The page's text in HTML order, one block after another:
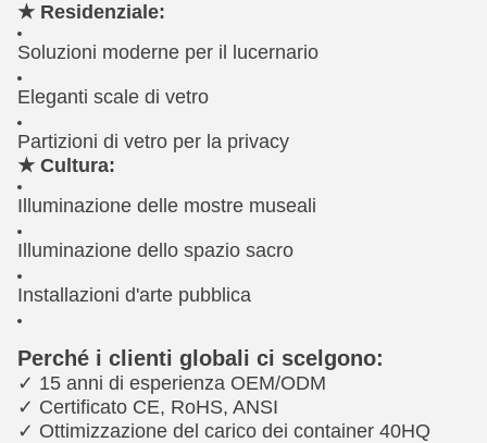
★ Residenziale:
Soluzioni moderne per il lucernario
Eleganti scale di vetro
Partizioni di vetro per la privacy
★ Cultura:
Illuminazione delle mostre museali
Illuminazione dello spazio sacro
Installazioni d'arte pubblica
Perché i clienti globali ci scelgono:
✓ 15 anni di esperienza OEM/ODM
✓ Certificato CE, RoHS, ANSI
✓ Ottimizzazione del carico dei container 40HQ